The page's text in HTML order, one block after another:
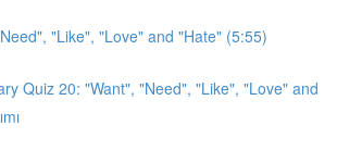
"Like", "Love" and "Hate" (5:55)
Quiz 20: "Want", "Need", "Like", "Love" and